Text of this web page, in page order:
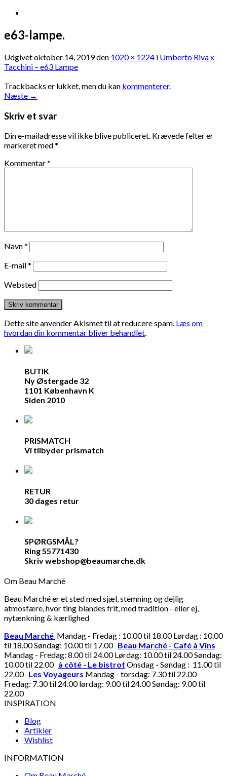
e63-lampe.
Udgivetoktober 14, 2019den 1020 × 1224 i Umberto Riva x
Tacchini – e63 Lampe
Trackbacks er lukket, men du kan kommenterer.
Næste →
Skriv et svar
Din e-mailadresse vil ikke blive publiceret. Krævede felter er
markeret med*
Kommentar*
Navn*
E-mail*
Websted
Dette site anvender Akismet til at reducere spam. Læs om
hvordan din kommentar bliver behandlet.
BUTIK
Ny Østergade 32
1101 København K
Siden 2010
PRISMATCH
Vi tilbyder prismatch
RETUR
30 dages retur
SPØRGSMÅL?
Ring 55771430
Skriv webshop@beaumarche.dk
Om Beau Marché
Beau Marché er et sted med sjæl, stemning og dejlig
atmosfære, hvor ting blandes frit, med tradition - eller ej,
nytænkning & kærlighed
Beau Marché Mandag - Fredag : 10.00 til 18.00 Lørdag : 10.00
til 18.00 Søndag: 10.00 til 17.00 Beau Marché - Café à Vins
Mandag - Fredag: 8.00 til 24.00 Lørdag: 10.00 til 24.00 Søndag:
10.00 til 22.00 à côté - Le bistrot Onsdag - Søndag : 11.00 til
22.00 Les Voyageurs Mandag - torsdag: 7.30 til 22.00
Fredag: 7.30 til 24.00 lørdag: 9.00 til 24.00 Søndag: 9.00 til
22.00
INSPIRATION
Blog
Artikler
Wishlist
INFORMATION